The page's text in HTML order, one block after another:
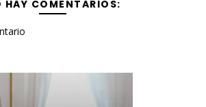
HAY COMENTARIOS: